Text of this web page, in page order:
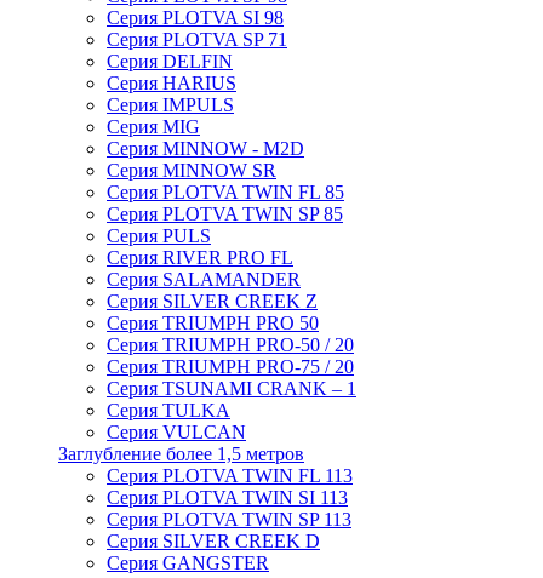
Серия PLOTVA SI 98
Серия PLOTVA SP 71
Серия DELFIN
Серия HARIUS
Серия IMPULS
Серия MIG
Серия MINNOW - M2D
Серия MINNOW SR
Серия PLOTVA TWIN FL 85
Серия PLOTVA TWIN SP 85
Серия PULS
Серия RIVER PRO FL
Серия SALAMANDER
Серия SILVER CREEK Z
Серия TRIUMPH PRO 50
Серия TRIUMPH PRO-50 / 20
Серия TRIUMPH PRO-75 / 20
Серия TSUNAMI CRANK – 1
Серия TULKA
Серия VULCAN
Заглубление более 1,5 метров
Серия PLOTVA TWIN FL 113
Серия PLOTVA TWIN SI 113
Серия PLOTVA TWIN SP 113
Серия SILVER CREEK D
Серия GANGSTER